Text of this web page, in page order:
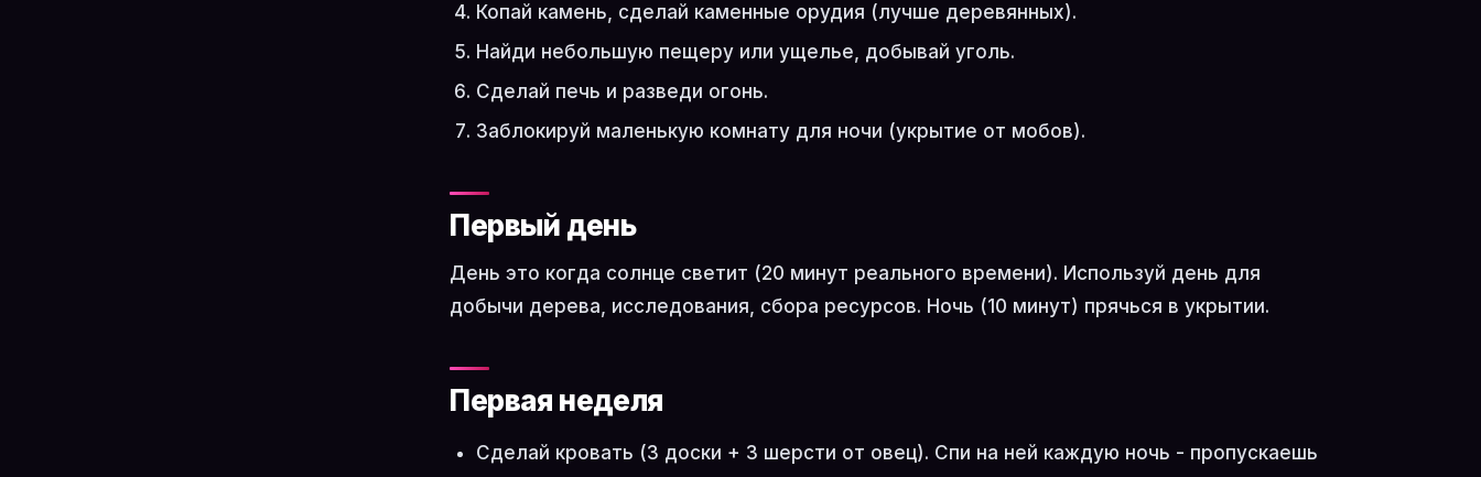
Копай камень, сделай каменные орудия (лучше деревянных).
Найди небольшую пещеру или ущелье, добывай уголь.
Сделай печь и разведи огонь.
Заблокируй маленькую комнату для ночи (укрытие от мобов).
Первый день
День это когда солнце светит (20 минут реального времени). Используй день для
добычи дерева, исследования, сбора ресурсов. Ночь (10 минут) прячься в укрытии.
Первая неделя
Сделай кровать (3 доски + 3 шерсти от овец). Спи на ней каждую ночь - пропускаешь